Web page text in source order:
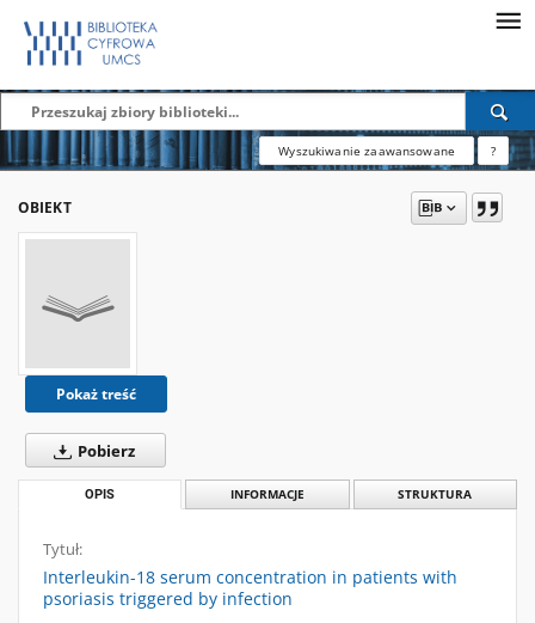
Wyszukiwanie zaawansowane ?
OBIEKT
Pokaż treść
Pobierz
OPIS INFORMACJE STRUKTURA
Tytuł:
Interleukin-18 serum concentration in patients with
psoriasis triggered by infection